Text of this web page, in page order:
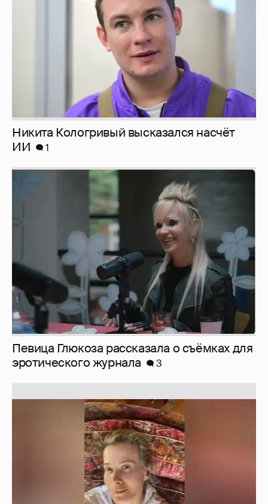
Никита Кологривый высказался насчёт
ИИ
1
Певица Глюкоза рассказала о съёмках для
эротического журнала
3